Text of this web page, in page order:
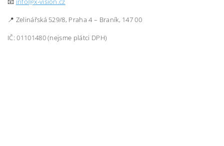
📍 Zelinářská 529/8, Praha 4 – Braník, 147 00
IČ: 01101480 (nejsme plátci DPH)